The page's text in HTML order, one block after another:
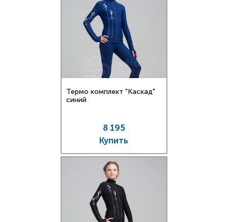
Термо комплект "Каскад"
синий
8 195
Купить